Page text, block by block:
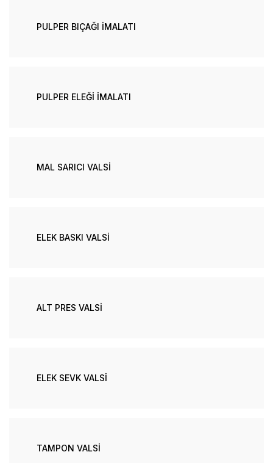
PULPER BIÇAĞI İMALATI
PULPER ELEĞİ İMALATI
MAL SARICI VALSİ
ELEK BASKI VALSİ
ALT PRES VALSİ
ELEK SEVK VALSİ
TAMPON VALSİ